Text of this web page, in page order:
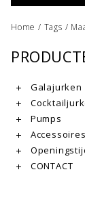
Home / Tags /
Galajurken
Pumps
Accessoires
CONTACT